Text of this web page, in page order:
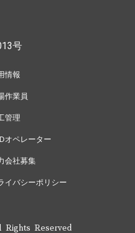
号
情報
作業員
管理
オペレーター
会社募集
イバシーポリシー
Reserved